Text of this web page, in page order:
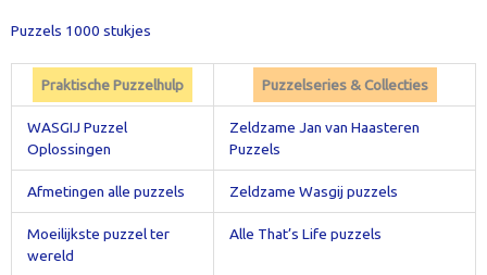
Puzzels 1000 stukjes
Praktische Puzzelhulp Puzzelseries & Collecties
WASGIJ Puzzel
Oplossingen
Zeldzame Jan van Haasteren
Puzzels
Afmetingen alle puzzels Zeldzame Wasgij puzzels
Moeilijkste puzzel ter
wereld
Alle That’s Life puzzels